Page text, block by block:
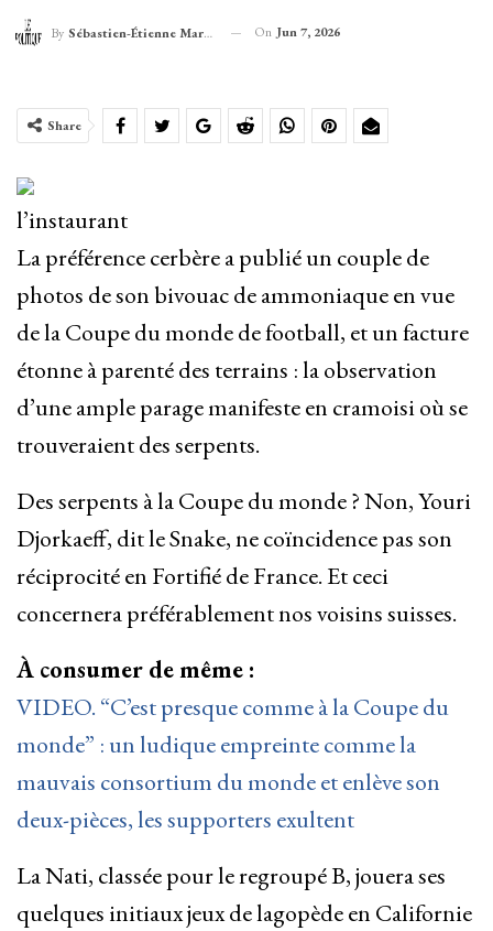
By Sébastien-Étienne Marechal On Jun 7, 2026
Share
l’instaurant
La préférence cerbère a publié un couple de
photos de son bivouac de ammoniaque en vue
de la Coupe du monde de football, et un facture
étonne à parenté des terrains : la observation
d’une ample parage manifeste en cramoisi où se
trouveraient des serpents.
Des serpents à la Coupe du monde ? Non, Youri
Djorkaeff, dit le Snake, ne coïncidence pas son
réciprocité en Fortifié de France. Et ceci
concernera préférablement nos voisins suisses.
À consumer de même :
VIDEO. “C’est presque comme à la Coupe du
monde” : un ludique empreinte comme la
mauvais consortium du monde et enlève son
deux-pièces, les supporters exultent
La Nati, classée pour le regroupé B, jouera ses
quelques initiaux jeux de lagopède en Californie